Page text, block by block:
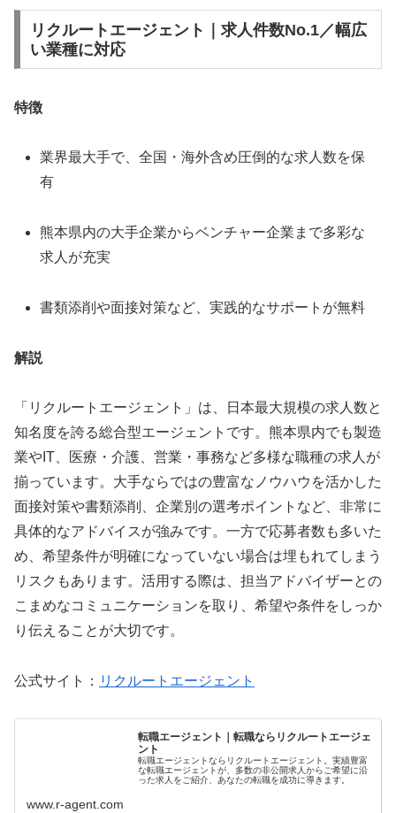
リクルートエージェント｜求人件数No.1／幅広
い業種に対応
特徴
業界最大手で、全国・海外含め圧倒的な求人数を保
有
熊本県内の大手企業からベンチャー企業まで多彩な
求人が充実
書類添削や面接対策など、実践的なサポートが無料
解説
「リクルートエージェント」は、日本最大規模の求人数と
知名度を誇る総合型エージェントです。熊本県内でも製造
業やIT、医療・介護、営業・事務など多様な職種の求人が
揃っています。大手ならではの豊富なノウハウを活かした
面接対策や書類添削、企業別の選考ポイントなど、非常に
具体的なアドバイスが強みです。一方で応募者数も多いた
め、希望条件が明確になっていない場合は埋もれてしまう
リスクもあります。活用する際は、担当アドバイザーとの
こまめなコミュニケーションを取り、希望や条件をしっか
り伝えることが大切です。
公式サイト： リクルートエージェント
転職エージェント｜転職ならリクルートエージェ
ント
転職エージェントならリクルートエージェント。実績豊富
な転職エージェントが、多数の非公開求人からご希望に沿
った求人をご紹介、あなたの転職を成功に導きます。
www.r-agent.com